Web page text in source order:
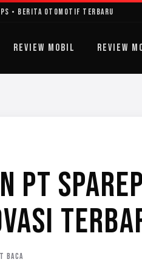
• Berita Otomotif Terbaru
REVIEW MOBIL REVIEW
PT
BACA